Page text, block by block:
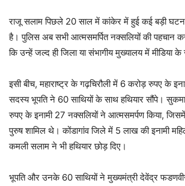
राजू सलाम पिछले 20 साल में कांकेर में हुई कई बड़ी
है। पुलिस अब सभी आत्मसमर्पित नक्सलियों की पहचान
कि उन्हें जल्द ही जिला या संभागीय मुख्यालय में मीडिया
इसी बीच, महाराष्ट्र के गढ़चिरौली में 6 करोड़ रुपए के
सदस्य भूपति ने 60 साथियों के साथ हथियार सौंपे।
रुपए के इनामी 27 नक्सलियों ने आत्मसमर्पण किया,
पुरुष शामिल थे। कोंडागांव जिले में 5 लाख की इनामी
कमली सलाम ने भी हथियार छोड़ दिए।
भूपति और उनके 60 साथियों ने मुख्यमंत्री देवेंद्र